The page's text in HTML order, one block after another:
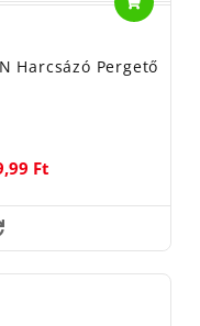
Harcsázó Pergető
Ft